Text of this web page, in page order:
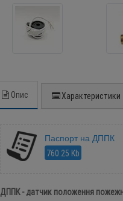
Опис Характеристики
Паспорт на ДППК
760.25 Kb
ДППК - датчик положення